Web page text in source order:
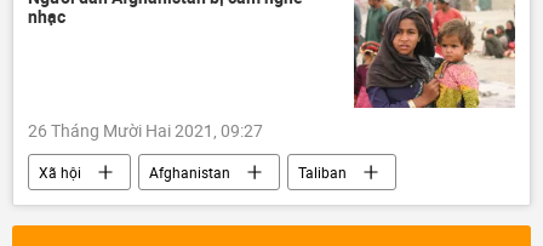
nhạc
26 Tháng Mười Hai 2021, 09:27
Xã hội Afghanistan
Taliban
Taliban* nắm chính quyền ở Afghanistan